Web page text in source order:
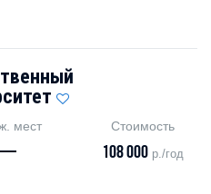
мест Стоимость
108 000 р./год